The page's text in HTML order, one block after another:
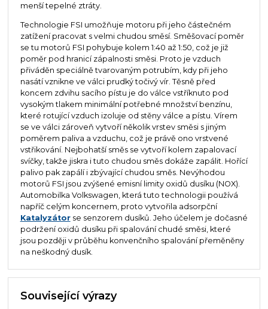
menší tepelné ztráty.
Technologie FSI umožňuje motoru při jeho částečném
zatížení pracovat s velmi chudou směsí. Směšovací poměr
se tu motorů FSI pohybuje kolem 1:40 až 1:50, což je již
poměr pod hranicí zápalnosti směsi. Proto je vzduch
přiváděn speciálně tvarovaným potrubím, kdy při jeho
nasátí vznikne ve válci prudký točivý vír. Těsně před
koncem zdvihu sacího pístu je do válce vstříknuto pod
vysokým tlakem minimální potřebné množství benzínu,
které rotující vzduch izoluje od stěny válce a pístu. Vírem
se ve válci zároveň vytvoří několik vrstev směsi s jiným
poměrem paliva a vzduchu, což je právě ono vrstvené
vstřikování. Nejbohatší směs se vytvoří kolem zapalovací
svíčky, takže jiskra i tuto chudou směs dokáže zapálit. Hořící
palivo pak zapálí i zbývající chudou směs. Nevýhodou
motorů FSI jsou zvýšené emisní limity oxidů dusíku (NOX).
Automobilka Volkswagen, která tuto technologii používá
napříč celým koncernem, proto vytvořila adsorpční
Katalyzátorse senzorem dusíků. Jeho účelem je dočasné
podržení oxidů dusíku při spalování chudé směsi, které
jsou později v průběhu konvenčního spalování přeměněny
na neškodný dusík.
Související výrazy